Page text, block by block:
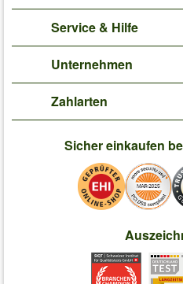
Service & Hilfe
Unternehmen
Zahlarten
Sicher einkaufen